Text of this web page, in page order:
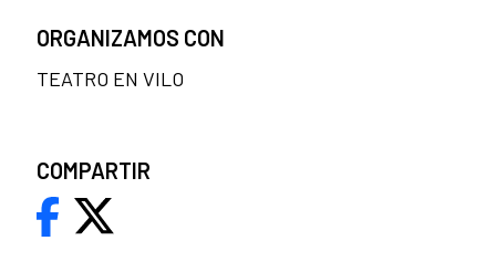
ORGANIZAMOS CON
TEATRO EN VILO
COMPARTIR